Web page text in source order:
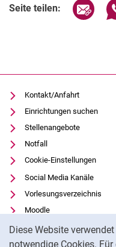
Diese Website
notwendige Cookies.
Seite teilen:
Kontakt/Anfahrt
Einrichtungen suchen
Stellenangebote
Notfall
Cookie-Einstellungen
Social Media Kanäle
Vorlesungsverzeichnis
Moodle
Panopto
Universitätsbibliothek